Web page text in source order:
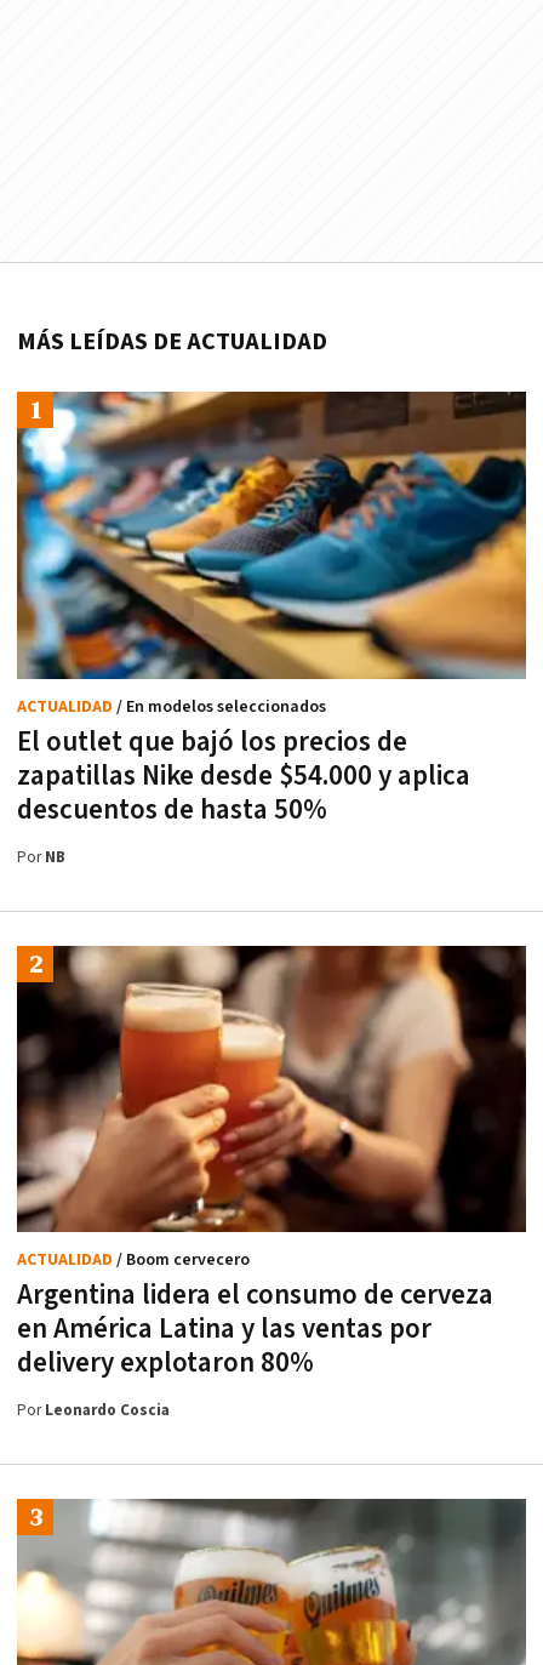
MÁS LEÍDAS DE ACTUALIDAD
El outlet que bajó los precios de
zapatillas Nike desde $54.000 y aplica
descuentos de hasta 50%
ACTUALIDAD / En modelos seleccionados
PorNB
Argentina lidera el consumo de cerveza
en América Latina y las ventas por
delivery explotaron 80%
ACTUALIDAD / Boom cervecero
PorLeonardo Coscia